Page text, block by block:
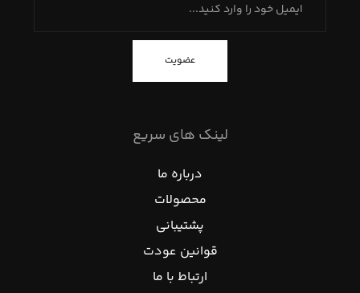
عضویت
لینک های سریع
درباره ما
محصولات
پشتیبانی
قوانین عودت
ارتباط با ما